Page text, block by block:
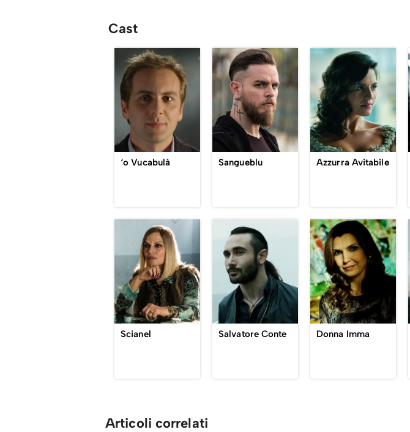
Cast
‘o Vucabulà Sangueblu Azzurra Avitabile
Scianel Salvatore Conte Donna Imma
Articoli correlati